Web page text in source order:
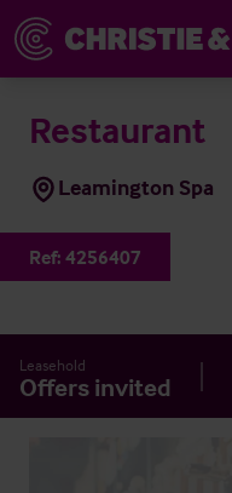
Restaurant
Leamington Spa
Ref: 4256407
Leasehold
Offers invited